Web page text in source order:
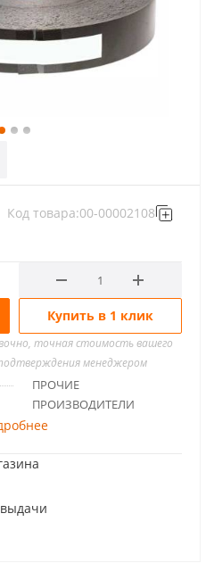
Код товара:00-00002108
Купить в 1 клик
точная стоимость вашего
менеджером
ПРОЧИЕ
ПРОИЗВОДИТЕЛИ